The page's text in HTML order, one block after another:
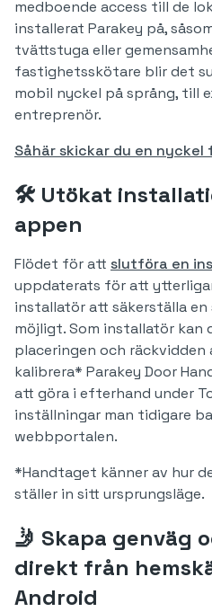
medboende access till de
installerat Parakey på,
tvättstuga eller
fastighetsskötare blir det
mobil nyckel på språng, till
entreprenör.
Såhär skickar du en nyckel
🛠️ Utökat
appen
Flödet för att slutföra en
uppdaterats för att
installatör att säkerställa
möjligt. Som installatör kan
placeringen och räckvidden
kalibrera* Parakey Door
att göra i efterhand under
inställningar man tidigare
webbportalen.
*Handtaget känner av hur
ställer in sitt ursprungsläge.
🤳 Skapa genväg
direkt från
Android